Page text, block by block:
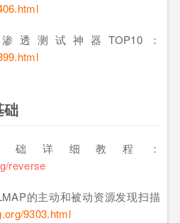
透测试神器TOP10：
础
础详细教程：
reverse
的主动和被动资源发现扫描
9303.html